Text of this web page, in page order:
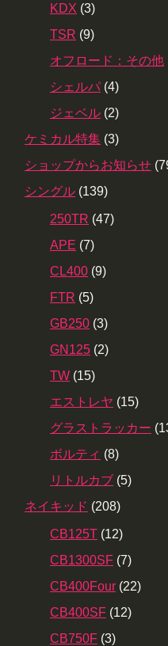
KDX (3)
TSR (9)
オフロード：その他
シェルパ (4)
ジェベル (2)
ケミカル特集 (3)
ショップからお知らせ
シングル (139)
250TR (47)
APE (7)
CL400 (9)
FTR (5)
GB250 (3)
GN125 (2)
TW (15)
エストレヤ (15)
グラストラッカー
ボルティ (8)
リトルカブ (5)
ネイキッド (208)
CB125T (12)
CB1300SF (7)
CB400Four (22)
CB400SF (12)
CB750F (3)